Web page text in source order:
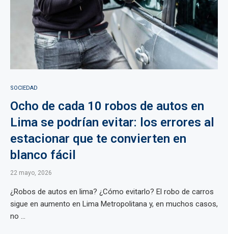
SOCIEDAD
Ocho de cada 10 robos de autos en
Lima se podrían evitar: los errores al
estacionar que te convierten en
blanco fácil
22 mayo, 2026
¿Robos de autos en lima? ¿Cómo evitarlo? El robo de carros
sigue en aumento en Lima Metropolitana y, en muchos casos,
no ...